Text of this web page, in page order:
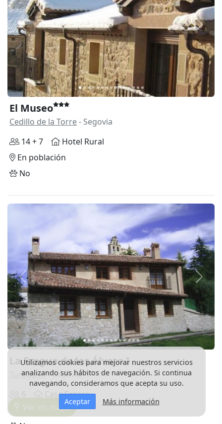
Anterior
El Museo
Cedillo de la Torre- Segovia
14 + 7
Hotel Rural
En población
No
Anterior
La Fragua de los Álvaro I
Turegano- Segovia
Casa Entera
En población
Ver en mapa
Utilizamos cookies para mejorar nuestros servicios
analizando sus hábitos de navegación. Si continua
navegando, consideramos que acepta su uso.
Aceptar
Más información